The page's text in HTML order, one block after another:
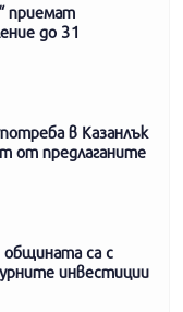
приемат
до 31
в Казанлък
от предлаганите
общината са с
инвестиции